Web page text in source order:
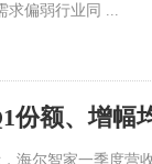
求偏弱行业同 ...
份额、增幅
海尔智家一季度营